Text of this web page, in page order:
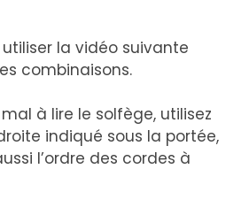
la vidéo suivante
combinaisons.
à lire le solfège, utilisez
indiqué sous la portée,
l’ordre des cordes à